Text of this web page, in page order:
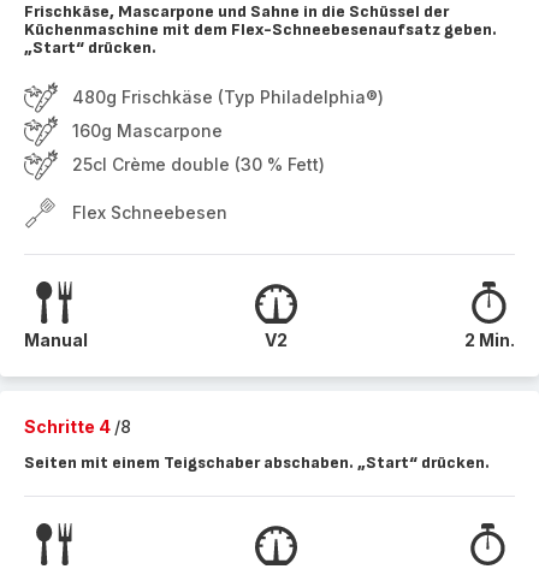
Frischkäse, Mascarpone und Sahne in die Schüssel der
Küchenmaschine mit dem Flex-Schneebesenaufsatz geben.
„Start“ drücken.
480g Frischkäse (Typ Philadelphia®)
160g Mascarpone
25cl Crème double (30 % Fett)
Flex Schneebesen
Manual V2 2 Min.
Schritte 4 /8
Seiten mit einem Teigschaber abschaben. „Start“ drücken.